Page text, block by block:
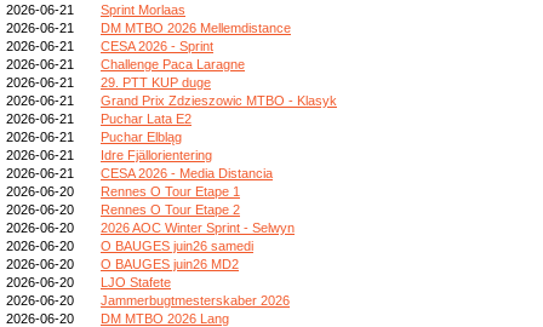
2026-06-21
Sprint Morlaas
2026-06-21
DM MTBO 2026 Mellemdistance
2026-06-21
CESA 2026 - Sprint
2026-06-21
Challenge Paca Laragne
2026-06-21
29. PTT KUP duge
2026-06-21
Grand Prix Zdzieszowic MTBO - Klasyk
2026-06-21
Puchar Lata E2
2026-06-21
Puchar Elbląg
2026-06-21
Idre Fjällorientering
2026-06-21
CESA 2026 - Media Distancia
2026-06-20
Rennes O Tour Etape 1
2026-06-20
Rennes O Tour Etape 2
2026-06-20
2026 AOC Winter Sprint - Selwyn
2026-06-20
O BAUGES juin26 samedi
2026-06-20
O BAUGES juin26 MD2
2026-06-20
LJO Stafete
2026-06-20
Jammerbugtmesterskaber 2026
2026-06-20
DM MTBO 2026 Lang